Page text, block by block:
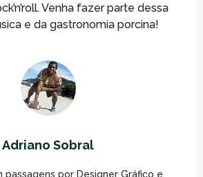
Venha fazer parte dessa
e da gastronomia porcina!
Adriano Sobral
passagens por Designer Gráfico e